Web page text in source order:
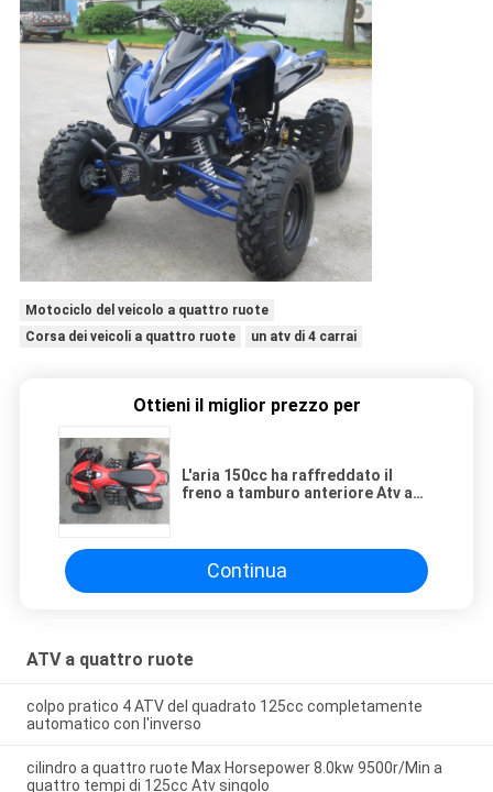
Motociclo del veicolo a quattro ruote
Corsa dei veicoli a quattro ruote
un atv di 4 carrai
Ottieni il miglior prezzo per
L'aria 150cc ha raffreddato il
freno a tamburo anteriore Atv a
Continua
ATV a quattro ruote
colpo pratico 4 ATV del quadrato 125cc completamente
automatico con l'inverso
cilindro a quattro ruote Max Horsepower 8.0kw 9500r/Min a
quattro tempi di 125cc Atv singolo